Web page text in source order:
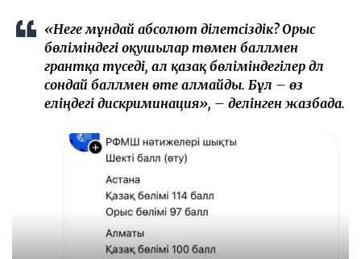
«Неге мұндай абсолют әділетсіздік? Орыс
бөліміндегі оқушылар төмен баллмен
грантқа түседі, ал қазақ бөліміндегілер дәл
сондай баллмен өте алмайды. Бұл – өз
еліңдегі дискриминация», – делінген жазбада.